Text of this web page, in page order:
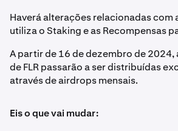
Haverá alterações relacionadas com
utiliza o Staking e as Recompensas
A partir de 16 de dezembro de 2024,
de FLR passarão a ser distribuídas
através de airdrops mensais.
Eis o que vai mudar: